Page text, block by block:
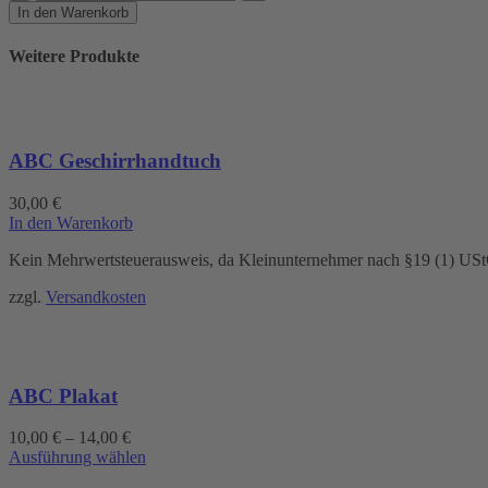
Menge
In den Warenkorb
Weitere Produkte
ABC Geschirrhandtuch
30,00 €
In den Warenkorb
Kein Mehrwertsteuerausweis, da Kleinunternehmer nach §19 (1)
zzgl. Versandkosten
ABC Plakat
10,00 € – 14,00 €
Ausführung wählen